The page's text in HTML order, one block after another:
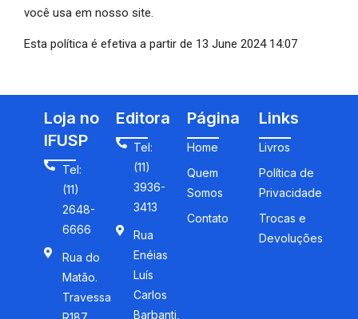
você usa em nosso site.
Esta política é efetiva a partir de 13 June 2024 14:07
Loja no
IFUSP
Tel:
(11)
2648-
6666
Rua do
Matão.
Travessa
Editora
Tel:
(11)
3936-
3413
Rua
Enéias
Luís
Carlos
Barbanti,
Página
Home
Quem
Somos
Contato
Links
Livros
Política de
Privacidade
Trocas e
Devoluções